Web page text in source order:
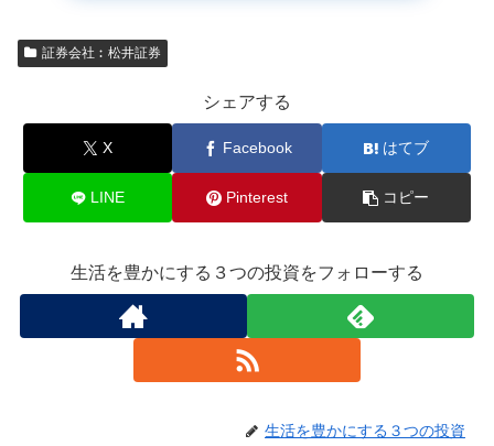
証券会社︰松井証券
シェアする
X Facebook はてブ
LINE Pinterest コピー
生活を豊かにする３つの投資をフォローする
生活を豊かにする３つの投資